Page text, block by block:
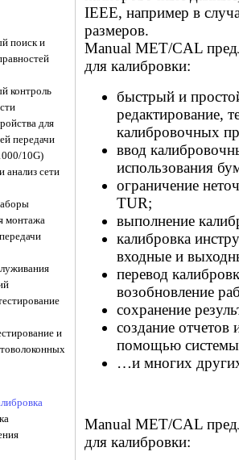
поиск и
контроль
для
передачи
10G)
анализ сети
монтажа
и
IEEE, например в
размеров.
Manual MET/CAL
для калибровки:
быстрый и
редактирование,
калибровочных
ввод
использования
ограничение
TUR;
выполнение
калибровка
входные и
перевод
возобновление
сохранение
создание отчетов
помощью
…и многих
Manual MET/CAL
для калибровки: